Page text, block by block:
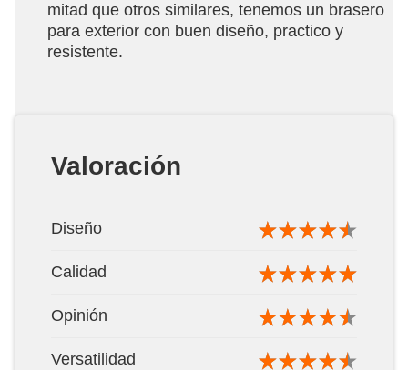
mitad que otros similares, tenemos un brasero
para exterior con buen diseño, practico y
resistente.
Valoración
Diseño
Calidad
Opinión
Versatilidad